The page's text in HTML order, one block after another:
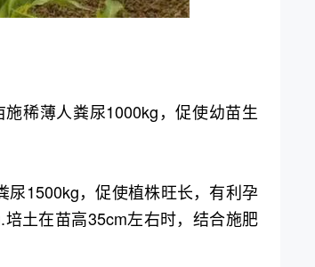
稀薄人粪尿1000kg，促使幼苗生
尿1500kg，促使植株旺长，有利孕
土在苗高35cm左右时，结合施肥